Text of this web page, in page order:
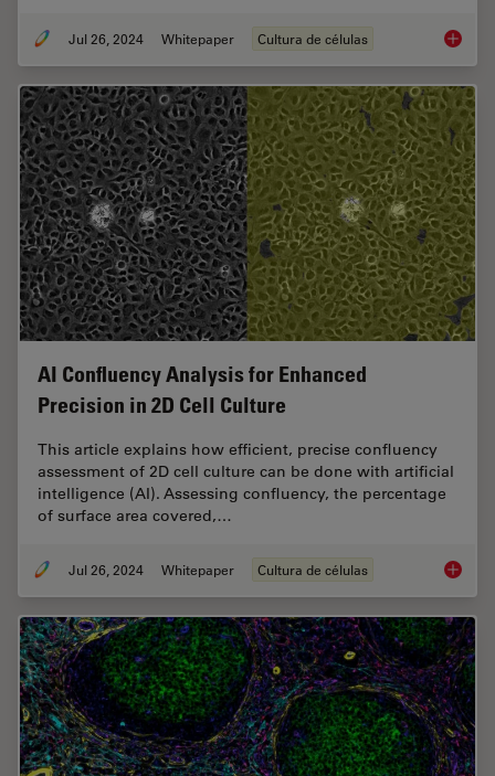
Jul 26, 2024 Whitepaper Cultura de células
AI Confluency Analysis for Enhanced
Precision in 2D Cell Culture
This article explains how efficient, precise confluency
assessment of 2D cell culture can be done with artificial
intelligence (AI). Assessing confluency, the percentage
of surface area covered,…
Jul 26, 2024 Whitepaper Cultura de células AI